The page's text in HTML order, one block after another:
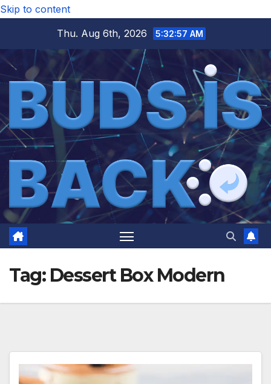
Skip to content
Thu. Aug 6th, 2026
5:32:58 AM
Tag: Dessert Box Modern